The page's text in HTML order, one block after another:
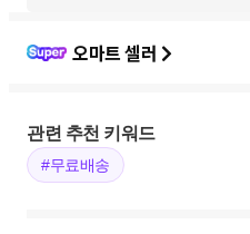
오마트 셀러
관련 추천 키워드
#무료배송